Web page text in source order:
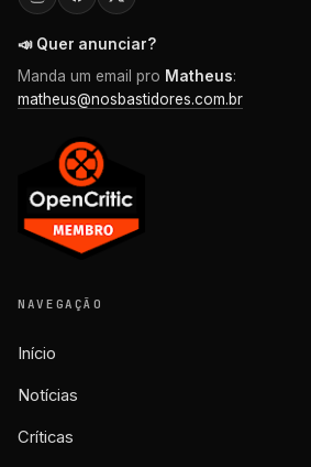
📣 Quer anunciar?
Manda um email pro Matheus:
matheus@nosbastidores.com.br
NAVEGAÇÃO
Início
Notícias
Críticas